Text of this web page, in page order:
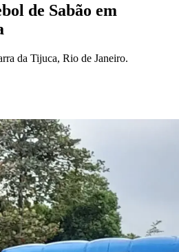
de Sabão em
da Tijuca, Rio de Janeiro.